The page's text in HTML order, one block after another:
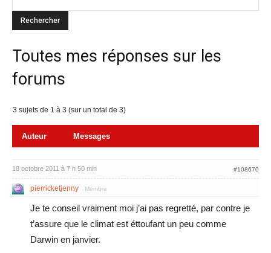
Toutes mes réponses sur les
forums
3 sujets de 1 à 3 (sur un total de 3)
Auteur Messages
18 octobre 2011 à 7 h 50 min #108670
pierricketjenny Membre
Je te conseil vraiment moi j’ai pas regretté, par contre je
t’assure que le climat est éttoufant un peu comme
Darwin en janvier.